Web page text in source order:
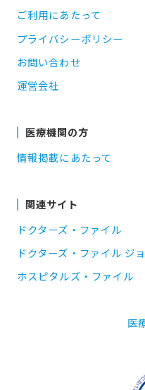
ご利用にあたって
プライバシーポリシー
お問い合わせ
運営会社
医療機関の方
情報掲載にあたって
関連サイト
ドクターズ・ファイル
ドクターズ・ファイル ジ
ホスピタルズ・ファイル
医